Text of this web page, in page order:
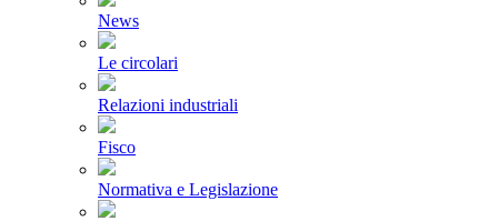
News
Le circolari
Relazioni industriali
Fisco
Normativa e Legislazione